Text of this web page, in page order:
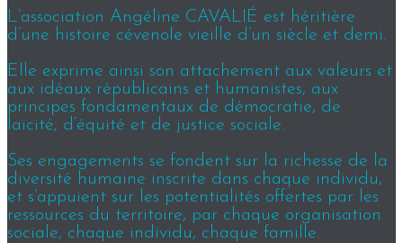
L’association Angéline CAVALIÉ est héritière
d’une histoire cévenole vieille d’un siècle et demi.
Elle exprime ainsi son attachement aux valeurs et
aux idéaux républicains et humanistes, aux
principes fondamentaux de démocratie, de
laïcité, d’équité et de justice sociale.
Ses engagements se fondent sur la richesse de la
diversité humaine inscrite dans chaque individu,
et s’appuient sur les potentialités offertes par les
ressources du territoire, par chaque organisation
sociale, chaque individu, chaque famille.